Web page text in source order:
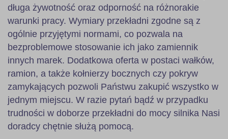
długa żywotność oraz odporność na różnorakie
warunki pracy. Wymiary przekładni zgodne są z
ogólnie przyjętymi normami, co pozwala na
bezproblemowe stosowanie ich jako zamiennik
innych marek. Dodatkowa oferta w postaci wałków,
ramion, a także kołnierzy bocznych czy pokryw
zamykających pozwoli Państwu zakupić wszystko w
jednym miejscu. W razie pytań bądź w przypadku
trudności w doborze przekładni do mocy silnika Nasi
doradcy chętnie służą pomocą.